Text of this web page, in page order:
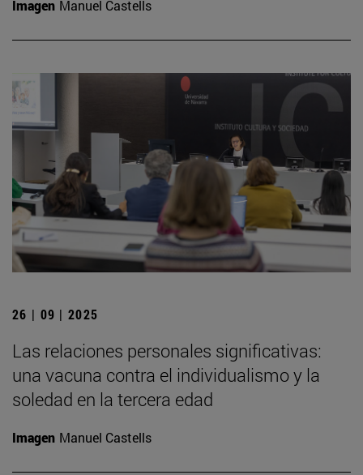
Imagen Manuel Castells
26 | 09 | 2025
Las relaciones personales significativas:
una vacuna contra el individualismo y la
soledad en la tercera edad
Imagen Manuel Castells